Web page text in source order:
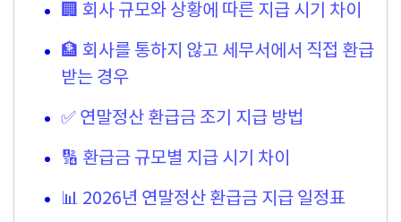
🏢 회사 규모와 상황에 따른 지급 시기 차이
🏦 회사를 통하지 않고 세무서에서 직접 환급
받는 경우
✅ 연말정산 환급금 조기 지급 방법
🔢 환급금 규모별 지급 시기 차이
📊 2026년 연말정산 환급금 지급 일정표